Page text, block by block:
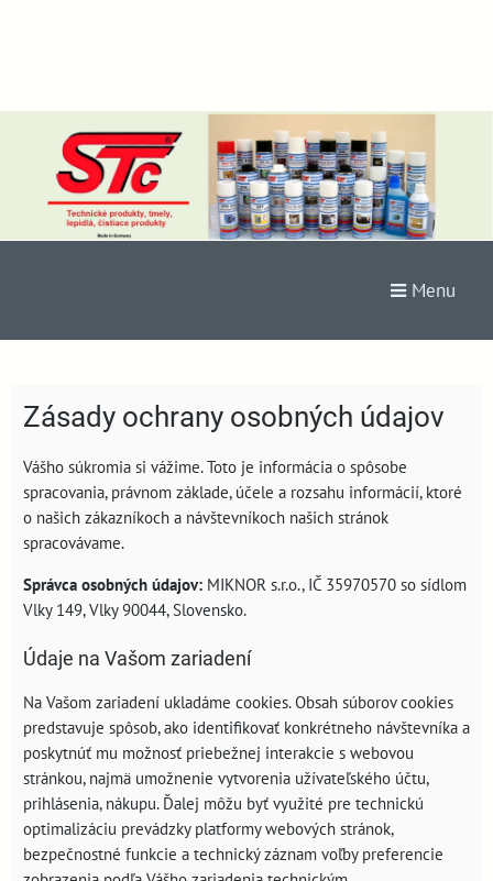
Menu
Zásady ochrany osobných údajov
Vášho súkromia si vážime. Toto je informácia o spôsobe
spracovania, právnom základe, účele a rozsahu informácií, ktoré
o našich zákazníkoch a návštevníkoch našich stránok
spracovávame.
Správca osobných údajov: MIKNOR s.r.o., IČ 35970570 so sídlom
Vlky 149, Vlky 90044, Slovensko.
Údaje na Vašom zariadení
Na Vašom zariadení ukladáme cookies. Obsah súborov cookies
predstavuje spôsob, ako identifikovať konkrétneho návštevníka a
poskytnúť mu možnosť priebežnej interakcie s webovou
stránkou, najmä umožnenie vytvorenia užívateľského účtu,
prihlásenia, nákupu. Ďalej môžu byť využité pre technickú
optimalizáciu prevádzky platformy webových stránok,
bezpečnostné funkcie a technický záznam voľby preferencie